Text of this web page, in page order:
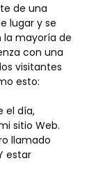
de una
lugar y se
mayoría de
con una
visitantes
esto:
el día,
sitio Web.
llamado
estar